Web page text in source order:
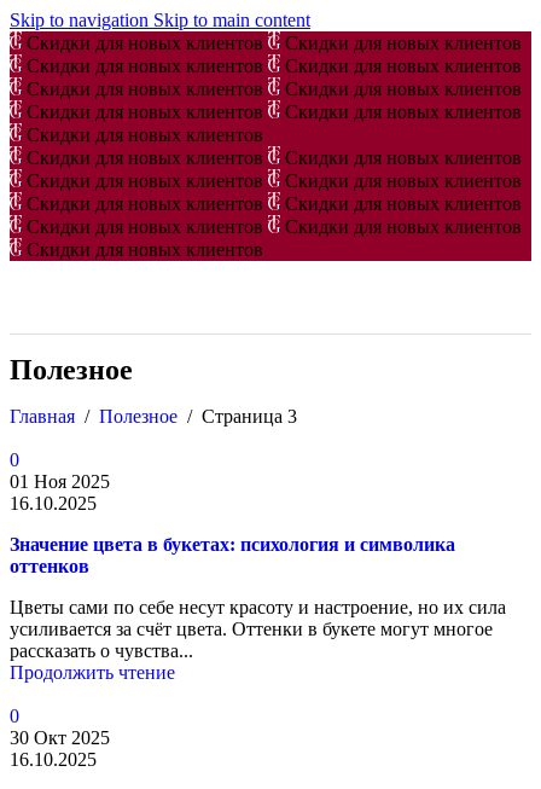
Skip to navigation Skip to main content
Скидки для новых клиентов
Скидки для новых клиентов
Скидки для новых клиентов
Скидки для новых клиентов
Скидки для новых клиентов
Скидки для новых клиентов
Скидки для новых клиентов
Скидки для новых клиентов
Скидки для новых клиентов
Скидки для новых клиентов
Скидки для новых клиентов
Скидки для новых клиентов
Скидки для новых клиентов
Скидки для новых клиентов
Скидки для новых клиентов
Скидки для новых клиентов
Скидки для новых клиентов
Скидки для новых клиентов
Полезное
Главная / Полезное / Страница 3
0
01 Ноя 2025
16.10.2025
Значение цвета в букетах: психология и символика
оттенков
Цветы сами по себе несут красоту и настроение, но их сила
усиливается за счёт цвета. Оттенки в букете могут многое
рассказать о чувства...
Продолжить чтение
0
30 Окт 2025
16.10.2025